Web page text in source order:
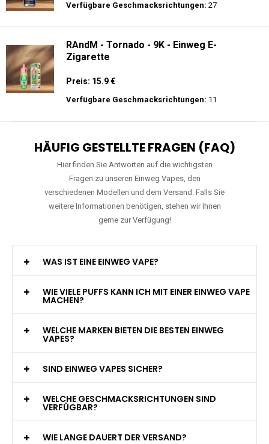
Verfügbare Geschmacksrichtungen: 27
RAndM - Tornado - 9K - Einweg E-
Zigarette
Preis: 15.9 €
Verfügbare Geschmacksrichtungen: 11
HÄUFIG GESTELLTE FRAGEN (FAQ)
Hier finden Sie Antworten auf die wichtigsten
Fragen zu unseren Einweg Vapes, den
verschiedenen Modellen und dem Versand. Falls Sie
weitere Informationen benötigen, stehen wir Ihnen
gerne zur Verfügung!
WAS IST EINE EINWEG VAPE?
WIE VIELE PUFFS KANN ICH MIT EINER EINWEG VAPE
MACHEN?
WELCHE MARKEN BIETEN DIE BESTEN EINWEG
VAPES?
SIND EINWEG VAPES SICHER?
WELCHE GESCHMACKSRICHTUNGEN SIND
VERFÜGBAR?
WIE LANGE DAUERT DER VERSAND?